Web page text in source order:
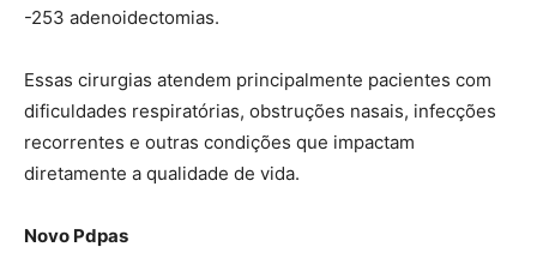
-253 adenoidectomias.
Essas cirurgias atendem principalmente pacientes com
dificuldades respiratórias, obstruções nasais, infecções
recorrentes e outras condições que impactam
diretamente a qualidade de vida.
Novo Pdpas